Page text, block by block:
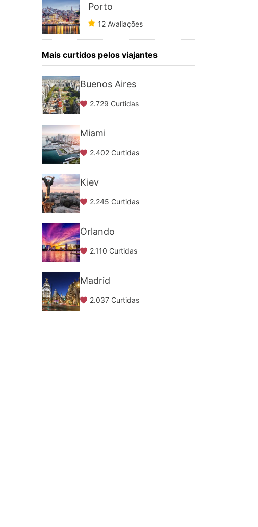
Porto
12 Avaliações
Mais curtidos pelos viajantes
Buenos Aires
2.729 Curtidas
Miami
2.402 Curtidas
Kiev
2.245 Curtidas
Orlando
2.110 Curtidas
Madrid
2.037 Curtidas